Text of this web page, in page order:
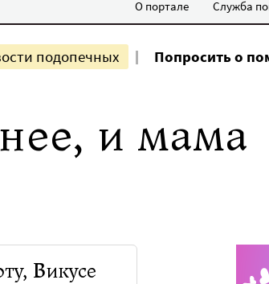
О портале Служба
подопечных Попросить о
и мама
Викусе